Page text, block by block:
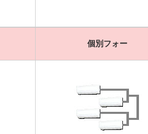
個別フォー